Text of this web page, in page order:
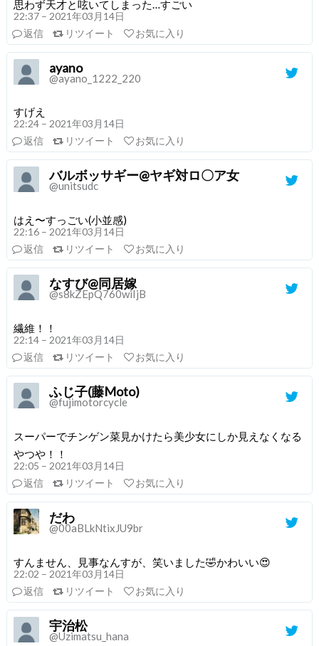
思わず天才と呟いてしまった…すごい
22:37 – 2021年03月14日
返信
リツイート お気に入り
ayano
@ayano_1222_220
すげえ
22:24 – 2021年03月14日
返信
リツイート お気に入り
バルボッサギー@ヤギ対ロ〇ア女
@unitsudc
はえ〜すっごい(小並感)
22:16 – 2021年03月14日
返信
リツイート お気に入り
なすび@同居嫁
@s8kZEpQ760wiIjB
繊維！！
22:14 – 2021年03月14日
返信
リツイート お気に入り
ふじ子(藤Moto)
@fujimotorcycle
スーパーでチンゲン菜見かけたら美少女にしか見えなくなる
やつや！！
22:05 – 2021年03月14日
返信
リツイート お気に入り
だわ
@00aBLkNtixJU9br
すんません、見事なんすが、笑いました🤣かわいい😍
22:02 – 2021年03月14日
返信
リツイート お気に入り
宇治松
@Uzimatsu_hana